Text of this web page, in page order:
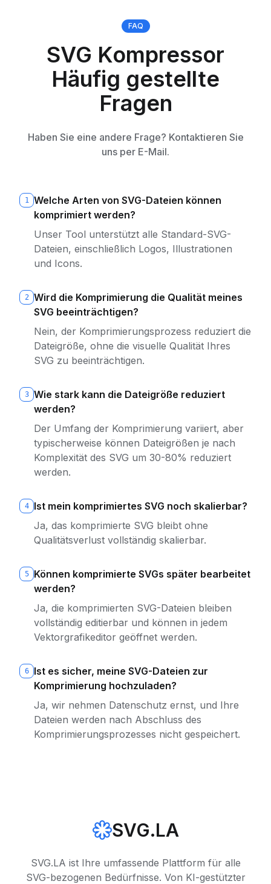
FAQ
SVG Kompressor
Häufig gestellte
Fragen
Haben Sie eine andere Frage? Kontaktieren Sie
uns per E-Mail.
1
Welche Arten von SVG-Dateien können
komprimiert werden?
Unser Tool unterstützt alle Standard-SVG-
Dateien, einschließlich Logos, Illustrationen
und Icons.
2
Wird die Komprimierung die Qualität meines
SVG beeinträchtigen?
Nein, der Komprimierungsprozess reduziert die
Dateigröße, ohne die visuelle Qualität Ihres
SVG zu beeinträchtigen.
3
Wie stark kann die Dateigröße reduziert
werden?
Der Umfang der Komprimierung variiert, aber
typischerweise können Dateigrößen je nach
Komplexität des SVG um 30-80% reduziert
werden.
4
Ist mein komprimiertes SVG noch skalierbar?
Ja, das komprimierte SVG bleibt ohne
Qualitätsverlust vollständig skalierbar.
5
Können komprimierte SVGs später bearbeitet
werden?
Ja, die komprimierten SVG-Dateien bleiben
vollständig editierbar und können in jedem
Vektorgrafikeditor geöffnet werden.
6
Ist es sicher, meine SVG-Dateien zur
Komprimierung hochzuladen?
Ja, wir nehmen Datenschutz ernst, und Ihre
Dateien werden nach Abschluss des
Komprimierungsprozesses nicht gespeichert.
SVG.LA
SVG.LA ist Ihre umfassende Plattform für alle
SVG-bezogenen Bedürfnisse. Von KI-gestützter